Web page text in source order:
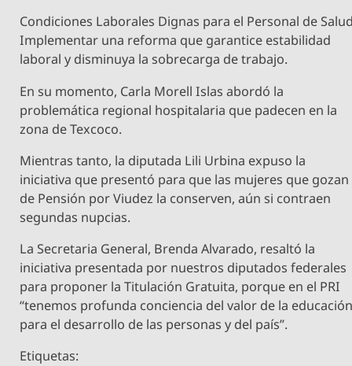
Condiciones Laborales Dignas para el Personal de
Implementar una reforma que garantice estabilidad
laboral y disminuya la sobrecarga de trabajo.
En su momento, Carla Morell Islas abordó la
problemática regional hospitalaria que padecen en la
zona de Texcoco.
Mientras tanto, la diputada Lili Urbina expuso la
iniciativa que presentó para que las mujeres que gozan
de Pensión por Viudez la conserven, aún si contraen
segundas nupcias.
La Secretaria General, Brenda Alvarado, resaltó la
iniciativa presentada por nuestros diputados federales
para proponer la Titulación Gratuita, porque en el PRI
“tenemos profunda conciencia del valor de la
para el desarrollo de las personas y del país”.
Etiquetas: